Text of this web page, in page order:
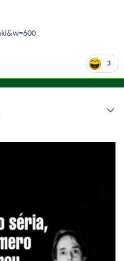
3